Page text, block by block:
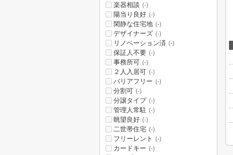
楽器相談 (-)
陽当り良好 (-)
閑静な住宅地 (-)
デザイナーズ (-)
リノベーション済 (-)
保証人不要 (-)
事務所可 (-)
２人入居可 (-)
バリアフリー (-)
分割可 (-)
分譲タイプ (-)
管理人常駐 (-)
眺望良好 (-)
二世帯住宅 (-)
フリーレント (-)
カードキー (-)